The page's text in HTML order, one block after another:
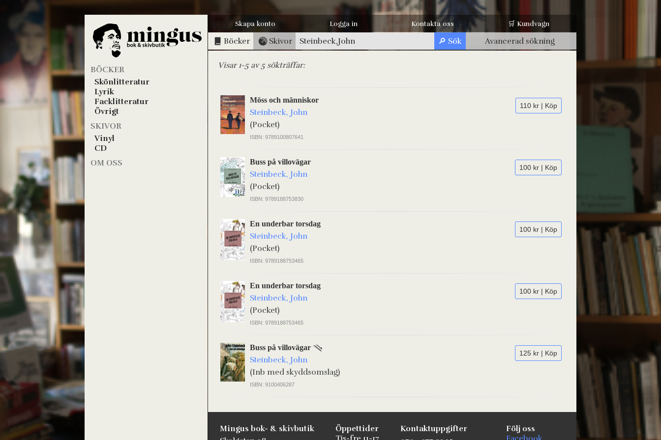
BÖCKER
Skönlitteratur
Lyrik
Facklitteratur
Övrigt
SKIVOR
Vinyl
CD
OM OSS
Skapa konto Logga in Kontakta oss 🛒 Kundvagn
Böcker Skivor Avancerad sökning
Visar 1-5 av 5 sökträffar:
110 kr | Köp
Möss och människor
Steinbeck, John
(Pocket)
ISBN: 9789100807641
100 kr | Köp
Buss på villovägar
Steinbeck, John
(Pocket)
ISBN: 9789188753830
100 kr | Köp
En underbar torsdag
Steinbeck, John
(Pocket)
ISBN: 9789188753465
100 kr | Köp
En underbar torsdag
Steinbeck, John
(Pocket)
ISBN: 9789188753465
125 kr | Köp
Buss på villovägar
Steinbeck, John
(Inb med skyddsomslag)
ISBN: 9100406287
Mingus bok- & skivbutik
Öppettider
Kontaktuppgifter
Följ oss